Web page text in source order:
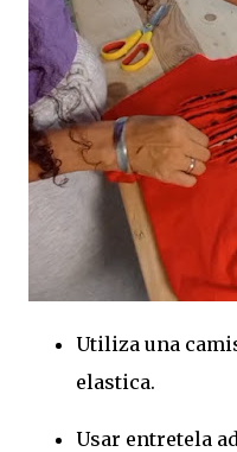
Utiliza una
elastica.
Usar entretela